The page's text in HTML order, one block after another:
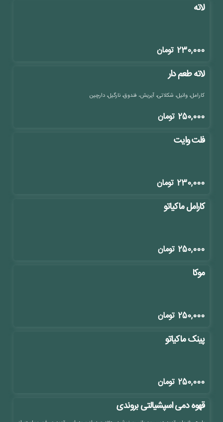
لاته
230,000 تومان
لاته طعم دار
کارامل، وانیل، شکلاتی، آیریش، فندوق، نارگیل، دارچین
250,000 تومان
فلت وایت
230,000 تومان
کارامل ماکیاتو
250,000 تومان
موکا
250,000 تومان
پینک ماکیاتو
250,000 تومان
قهوه دمی اسپشیالتی بروندی